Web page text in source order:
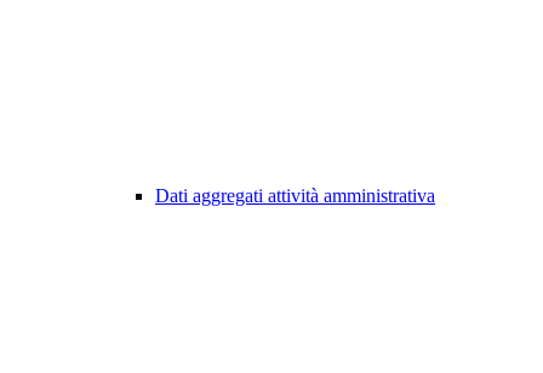
Dati aggregati attività amministrativa